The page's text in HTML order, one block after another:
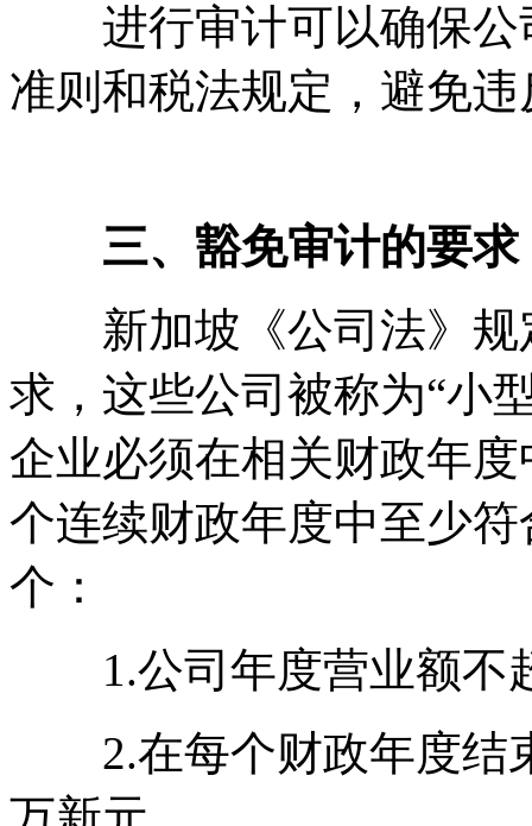
进行审计可以确保公
准则和税法规定，避免
三、豁免审计的要求
新加坡《公司法》规
求，这些公司被称为“小
企业必须在相关财政年
个连续财政年度中至少
个：
1.公司年度营业额不
2.在每个财政年度结